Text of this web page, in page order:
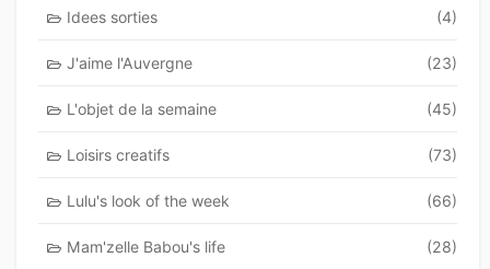
Idees sorties (4)
J'aime l'Auvergne (23)
L'objet de la semaine (45)
Loisirs creatifs (73)
Lulu's look of the week (66)
Mam'zelle Babou's life (28)